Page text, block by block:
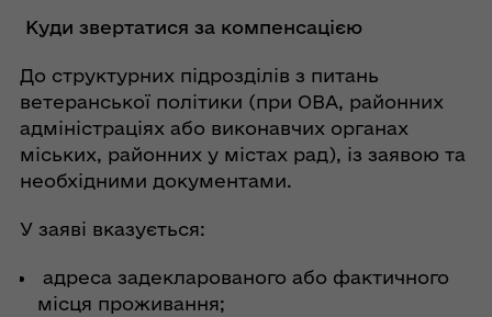
Куди звертатися за компенсацією
До структурних підрозділів з питань
ветеранської політики (при ОВА, районних
адміністраціях або виконавчих органах
міських, районних у містах рад), із заявою та
необхідними документами.
У заяві вказується:
адреса задекларованого або фактичного
місця проживання;